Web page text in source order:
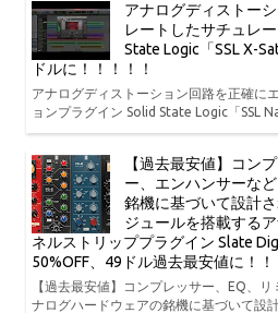
アナログディストー
レートしたサチュレ
State Logic「SSL X-
ドルに！！！！！
アナログディストーション回路を正確に
ョンプラグイン Solid State Logic「SSL
【過去最安値】コン
ー、エンハンサーな
銘機に基づいて設計
ジュールを搭載する
ネルストリッププラグイン Slate
50%OFF、49ドル過去最安値に！！
【過去最安値】コンプレッサー、EQ、
ナログハードウェアの銘機に基づいて設